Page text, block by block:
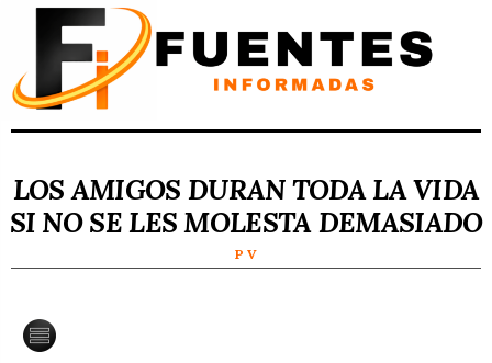
LOS AMIGOS DURAN TODA LA VIDA
SI NO SE LES MOLESTA DEMASIADO
P V